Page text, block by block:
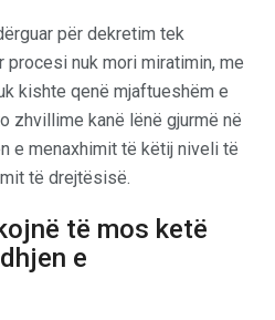
për dekretim tek
nuk mori miratimin, me
kishte qenë mjaftueshëm e
zhvillime kanë lënë gjurmë në
e menaxhimit të këtij niveli të
të drejtësisë.
të mos ketë
e